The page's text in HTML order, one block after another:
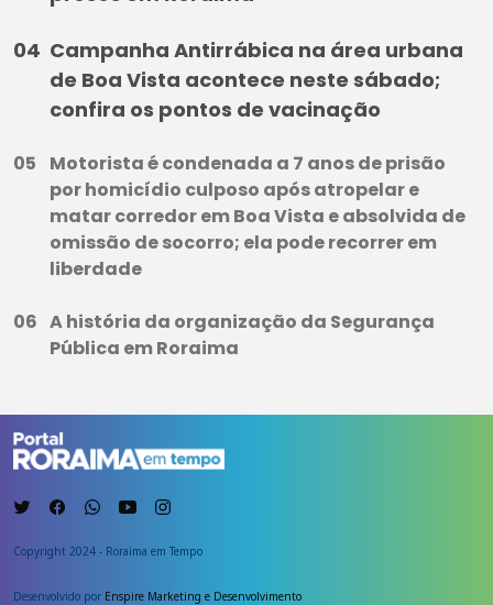
Campanha Antirrábica na área urbana
de Boa Vista acontece neste sábado;
confira os pontos de vacinação
Motorista é condenada a 7 anos de prisão
por homicídio culposo após atropelar e
matar corredor em Boa Vista e absolvida de
omissão de socorro; ela pode recorrer em
liberdade
A história da organização da Segurança
Pública em Roraima
Copyright 2024 - Roraima em Tempo
Desenvolvido por Enspire Marketing e Desenvolvimento